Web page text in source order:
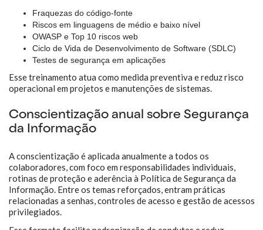
Fraquezas do código-fonte
Riscos em linguagens de médio e baixo nível
OWASP e Top 10 riscos web
Ciclo de Vida de Desenvolvimento de Software (SDLC)
Testes de segurança em aplicações
Esse treinamento atua como medida preventiva e reduz risco
operacional em projetos e manutenções de sistemas.
Conscientização anual sobre Segurança
da Informação
A conscientização é aplicada anualmente a todos os
colaboradores, com foco em responsabilidades individuais,
rotinas de proteção e aderência à Política de Segurança da
Informação. Entre os temas reforçados, entram práticas
relacionadas a senhas, controles de acesso e gestão de acessos
privilegiados.